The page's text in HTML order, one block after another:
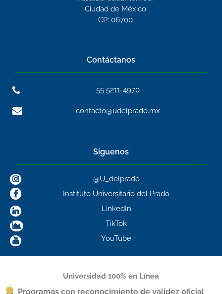
Ciudad de México
CP: 06700
Contáctanos
55 5211-4970
contacto@udelprado.mx
Síguenos
@U_delprado
Instituto Universitario del Prado
LinkedIn
TikTok
YouTube
Universidad 100% en Línea
Programas con reconocimiento de validez oficial